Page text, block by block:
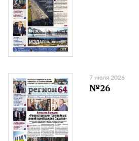
7 июля 2026
№26